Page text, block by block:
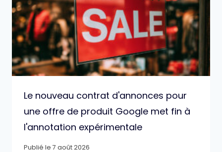
Le nouveau contrat d'annonces pour
une offre de produit Google met fin à
l'annotation expérimentale
Publié le 7 août 2026